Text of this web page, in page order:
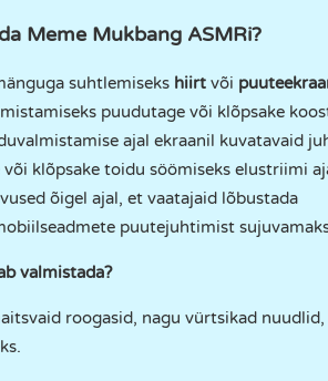
Meme Mukbang ASMRi?
suhtlemiseks hiirt või
puudutage või klõpsake
ajal ekraanil kuvatavaid
või klõpsake toidu söömiseks elustriimi
õigel ajal, et vaatajaid lõbustada
puutejuhtimist
valmistada?
roogasid, nagu vürtsikad